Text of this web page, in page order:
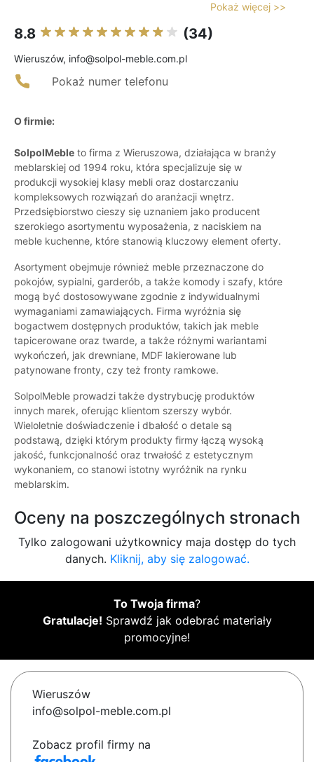
Pokaż więcej >>
8.8 (34)
Wieruszów, info@solpol-meble.com.pl
Pokaż numer telefonu
O firmie:
SolpolMeble to firma z Wieruszowa, działająca w branży
meblarskiej od 1994 roku, która specjalizuje się w
produkcji wysokiej klasy mebli oraz dostarczaniu
kompleksowych rozwiązań do aranżacji wnętrz.
Przedsiębiorstwo cieszy się uznaniem jako producent
szerokiego asortymentu wyposażenia, z naciskiem na
meble kuchenne, które stanowią kluczowy element oferty.
Asortyment obejmuje również meble przeznaczone do
pokojów, sypialni, garderób, a także komody i szafy, które
mogą być dostosowywane zgodnie z indywidualnymi
wymaganiami zamawiających. Firma wyróżnia się
bogactwem dostępnych produktów, takich jak meble
tapicerowane oraz twarde, a także różnymi wariantami
wykończeń, jak drewniane, MDF lakierowane lub
patynowane fronty, czy też fronty ramkowe.
SolpolMeble prowadzi także dystrybucję produktów
innych marek, oferując klientom szerszy wybór.
Wieloletnie doświadczenie i dbałość o detale są
podstawą, dzięki którym produkty firmy łączą wysoką
jakość, funkcjonalność oraz trwałość z estetycznym
wykonaniem, co stanowi istotny wyróżnik na rynku
meblarskim.
Oceny na poszczególnych stronach
Tylko zalogowani użytkownicy maja dostęp do tych
danych. Kliknij, aby się zalogować.
To Twoja firma?
Gratulacje! Sprawdź jak odebrać materiały
promocyjne!
Wieruszów
info@solpol-meble.com.pl
Zobacz profil firmy na